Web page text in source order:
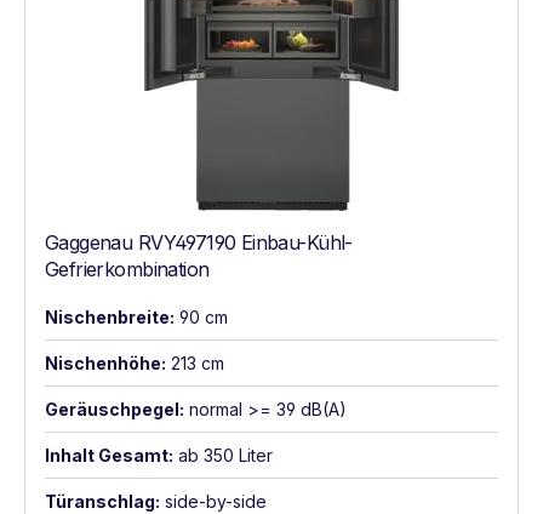
Gaggenau RVY497190 Einbau-Kühl-
Gefrierkombination
Nischenbreite: 90 cm
Nischenhöhe: 213 cm
Geräuschpegel: normal >= 39 dB(A)
Inhalt Gesamt: ab 350 Liter
Türanschlag: side-by-side